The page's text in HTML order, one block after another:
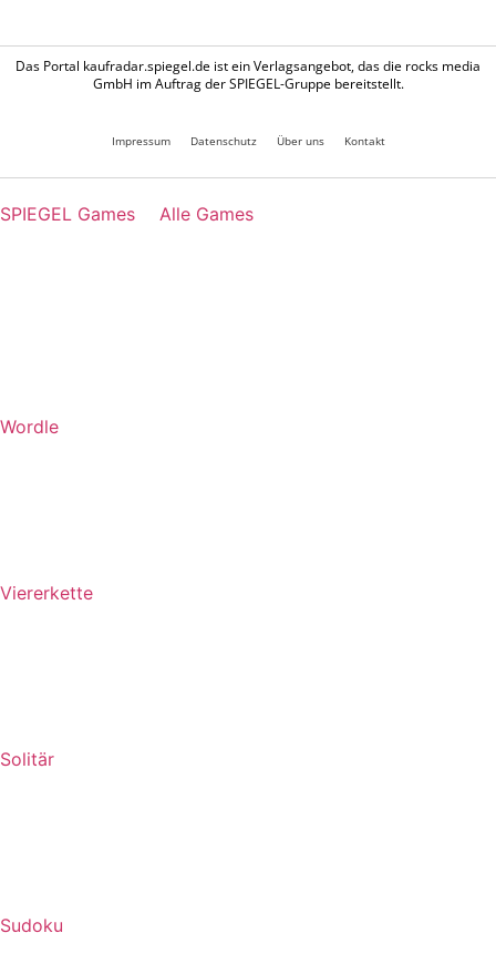
Das Portal kaufradar.spiegel.de ist ein Verlagsangebot, das die rocks media
GmbH im Auftrag der SPIEGEL-Gruppe bereitstellt.
Impressum Datenschutz Über uns Kontakt
SPIEGEL Games Alle Games
Wordle
Viererkette
Solitär
Sudoku